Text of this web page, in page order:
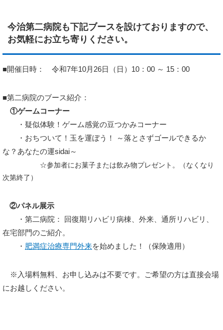
今治第二病院も下記ブースを設けておりますので、
お気軽にお立ち寄りください。
■開催日時： 令和7年10月26日（日）10：00 ～ 15：00
■第二病院のブース紹介：
①ゲームコーナー
・疑似体験！ゲーム感覚の豆つかみコーナー
・おちついて！玉を運ぼう！ ～落とさずゴールできるか
な？あなたの運sidai～
☆参加者にお菓子または飲み物プレゼント。（なくなり
次第終了）
②パネル展示
・第二病院： 回復期リハビリ病棟、外来、通所リハビリ、
在宅部門のご紹介。
・ 肥満症治療専門外来を始めました！（保険適用）
※入場料無料、お申し込みは不要です。ご希望の方は直接会場
にお越しください。